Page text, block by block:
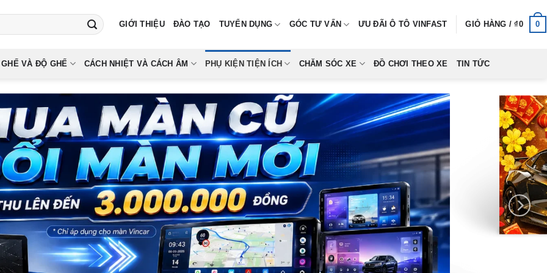
GIỚI THIỆU ĐÀO TẠO TUYỂN DỤNG GÓC TƯ VẤN ƯU ĐÃI Ô TÔ VINFAST GIỎ HÀNG /₫0 0
GHẾ VÀ ĐỘ GHẾ CÁCH NHIỆT VÀ CÁCH ÂM PHỤ KIỆN TIỆN ÍCH CHĂM SÓC XE ĐỒ CHƠI THEO XE TIN TỨC